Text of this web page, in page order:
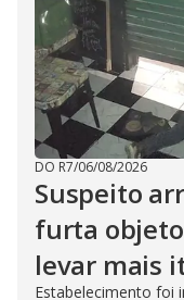
DO R7/06/08/2026
Suspeito
furta
levar mais
Estabelecimento foi